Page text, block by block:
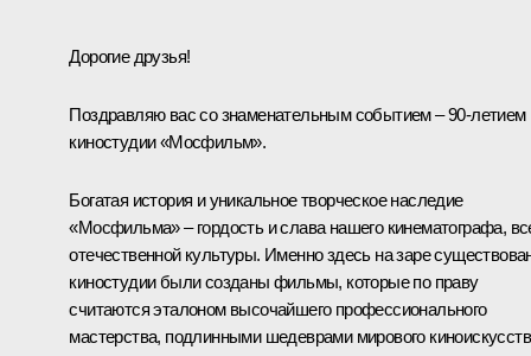
Дорогие друзья!
Поздравляю вас со знаменательным событием – 90-летием
киностудии «Мосфильм».
Богатая история и уникальное творческое наследие
«Мосфильма» – гордость и слава нашего кинематографа,
отечественной культуры. Именно здесь на заре
киностудии были созданы фильмы, которые по праву
считаются эталоном высочайшего профессионального
мастерства, подлинными шедеврами мирового